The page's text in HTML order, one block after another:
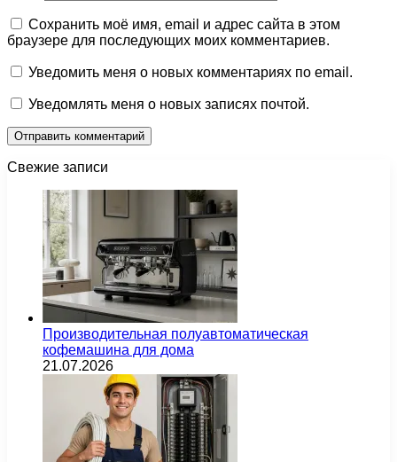
Сохранить моё имя, email и адрес сайта в этом
браузере для последующих моих комментариев.
Уведомить меня о новых комментариях по email.
Уведомлять меня о новых записях почтой.
Свежие записи
Производительная полуавтоматическая
кофемашина для дома
21.07.2026